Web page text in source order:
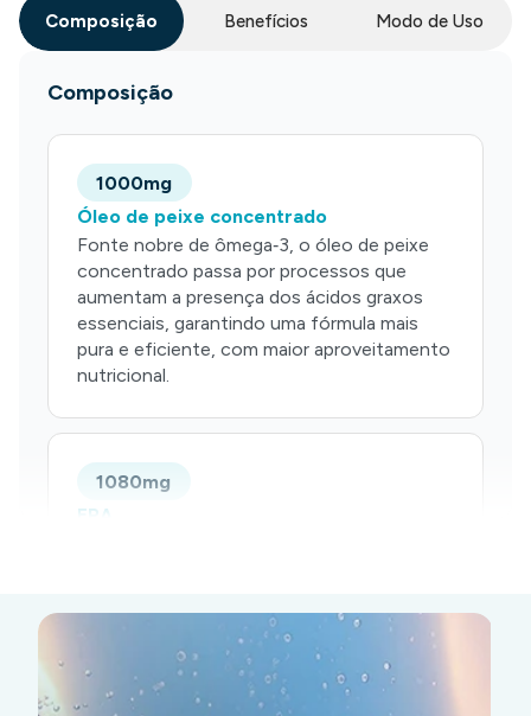
Composição Benefícios Modo de Uso
Composição
1000mg
Óleo de peixe concentrado
Fonte nobre de ômega‑3, o óleo de peixe
concentrado passa por processos que
aumentam a presença dos ácidos graxos
essenciais, garantindo uma fórmula mais
pura e eficiente, com maior aproveitamento
nutricional.
1080mg
EPA